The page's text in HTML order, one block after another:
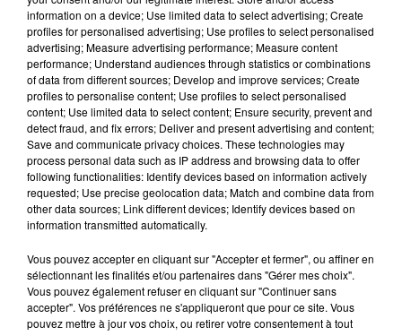
C'était l'une des institutions du centre-ville
rémois. Le magasin JouéClub est contraint de
fermer ses portes.
TITRES DIFFUSÉS
16h06
16h06
JEREMY FREROT
16h03
16h03
PANIC! AT THE DISCO
information on a device; Use limited data to select advertising; Create
profiles for personalised advertising; Use profiles to select personalised
advertising; Measure advertising performance; Measure content
performance; Understand audiences through statistics or combinations
of data from different sources; Develop and improve services; Create
profiles to personalise content; Use profiles to select personalised
content; Use limited data to select content; Ensure security, prevent and
detect fraud, and fix errors; Deliver and present advertising and content;
Save and communicate privacy choices. These technologies may
process personal data such as IP address and browsing data to offer
following functionalities: Identify devices based on information actively
requested; Use precise geolocation data; Match and combine data from
other data sources; Link different devices; Identify devices based on
information transmitted automatically.
Vous pouvez accepter en cliquant sur "Accepter et fermer", ou affiner en
sélectionnant les finalités et/ou partenaires dans "Gérer mes choix".
Vous pouvez également refuser en cliquant sur "Continuer sans
accepter". Vos préférences ne s'appliqueront que pour ce site. Vous
pouvez mettre à jour vos choix, ou retirer votre consentement à tout